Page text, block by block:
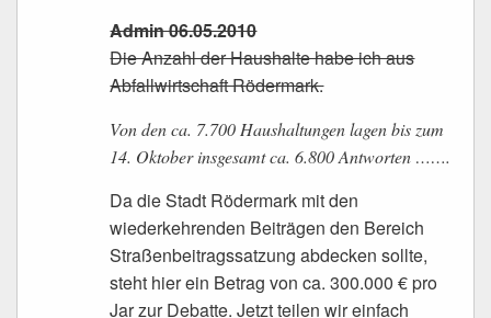
Admin 06.05.2010
Die Anzahl der Haushalte habe ich aus
Abfallwirtschaft Rödermark.
Von den ca. 7.700 Haushaltungen lagen bis zum
14. Oktober insgesamt ca. 6.800 Antworten …….
Da die Stadt Rödermark mit den
wiederkehrenden Beiträgen den Bereich
Straßenbeitragssatzung abdecken sollte,
steht hier ein Betrag von ca. 300.000 € pro
Jar zur Debatte. Jetzt teilen wir einfach